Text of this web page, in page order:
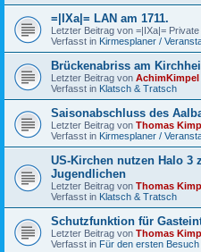
=|IXa|= LAN am 1711.
Letzter Beitrag von =|IXa|=
Verfasst in Kirmesplaner /
Brückenabriss am
Letzter Beitrag von AchimKimpel
Verfasst in Klatsch & Tratsch
Saisonabschluss des
Letzter Beitrag von Thomas
Verfasst in Kirmesplaner /
US-Kirchen nutzen Halo 3
Jugendlichen
Letzter Beitrag von Thomas
Verfasst in Klatsch & Tratsch
Schutzfunktion für
Letzter Beitrag von Thomas
Verfasst in Für den ersten Besuch